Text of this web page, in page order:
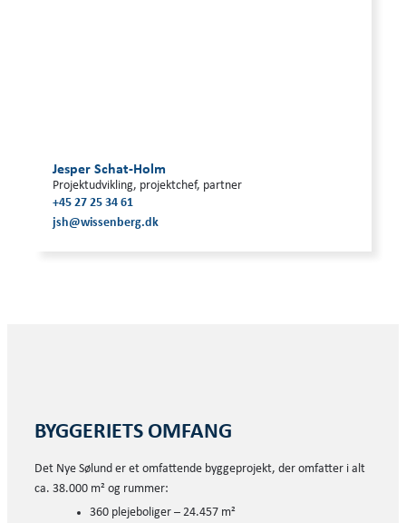
Jesper Schat-Holm
Projektudvikling, projektchef, partner
+45 27 25 34 61
jsh@wissenberg.dk
BYGGERIETS OMFANG
Det Nye Sølund er et omfattende byggeprojekt, der omfatter i alt
ca. 38.000 m² og rummer:
360 plejeboliger – 24.457 m²